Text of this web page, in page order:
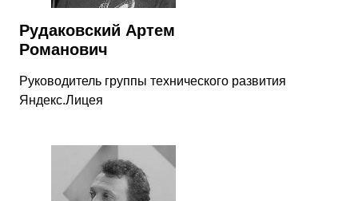
Рудаковский Артем
Романович
Руководитель группы технического развития
Яндекс.Лицея